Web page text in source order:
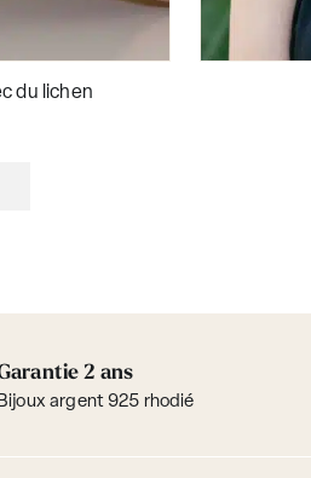
du lichen
2 ans
Bijoux argent 925 rhodié